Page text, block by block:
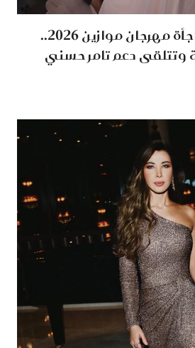
بسمة بوسيل مفاجأة مهرجان موازين 2026..
وتتلقى دعم تامر حسني